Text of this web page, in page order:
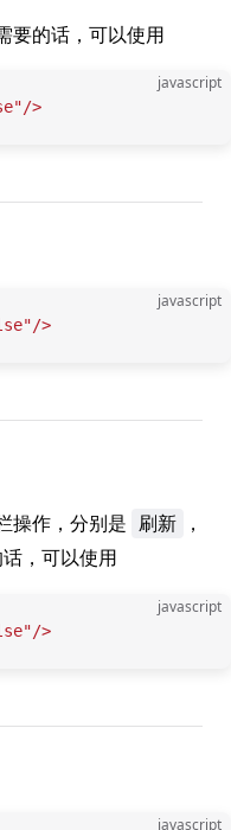
要的话，可以使用
javascript
>
javascript
>
操作，分别是 刷新 ，
，可以使用
javascript
>
javascript